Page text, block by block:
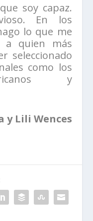
soy capaz.
En los
lo que me
a quien más
seleccionado
como los
y
y Lili Wences